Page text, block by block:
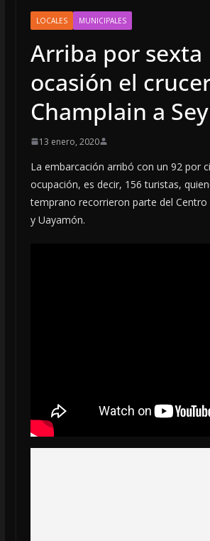
LOCALES MUNICIPALES
Arriba por sexta
ocasión el
Champlain a
13 enero, 2020
La embarcación arribó con un 92 por
ocupación, es decir, 156 turistas,
temprano recorrieron parte del Centro
y Uayamón.